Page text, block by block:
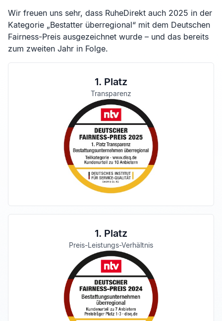
Wir freuen uns sehr, dass RuheDirekt auch 2025 in der
Kategorie „Bestatter überregional“ mit dem Deutschen
Fairness-Preis ausgezeichnet wurde – und das bereits
zum zweiten Jahr in Folge.
1. Platz
Transparenz
1. Platz
Preis-Leistungs-Verhältnis